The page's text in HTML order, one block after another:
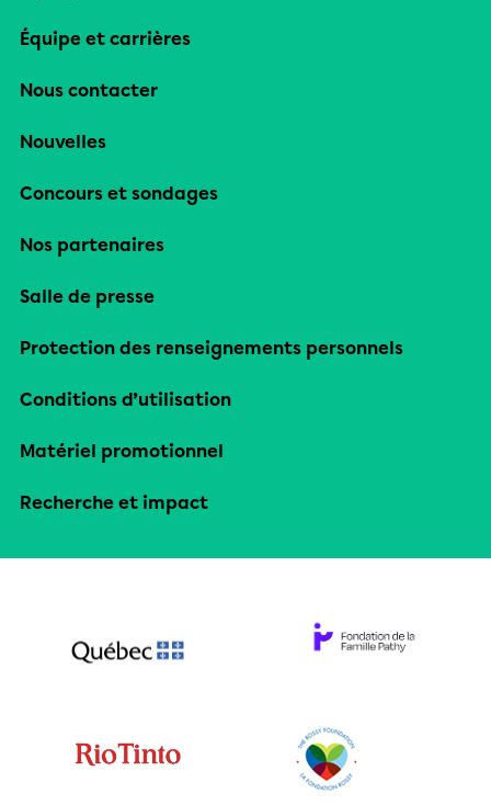
Équipe et carrières
Nous contacter
Nouvelles
Concours et sondages
Nos partenaires
Salle de presse
Protection des renseignements personnels
Conditions d’utilisation
Matériel promotionnel
Recherche et impact